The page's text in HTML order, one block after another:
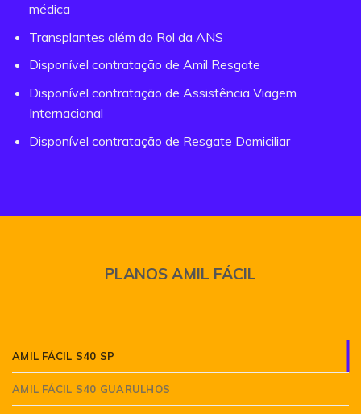
médica
Transplantes além do Rol da ANS
Disponível contratação de Amil Resgate
Disponível contratação de Assistência Viagem
Internacional
Disponível contratação de Resgate Domiciliar
PLANOS AMIL FÁCIL
AMIL FÁCIL S40 SP
AMIL FÁCIL S40 GUARULHOS